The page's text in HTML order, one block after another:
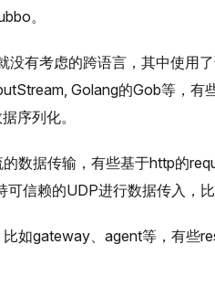
。
没有考虑的跨语言，其中使用
Golang的Gob等，有
序列化。
数据传输，有些基于http的
信赖的UDP进行数据传入，比
如gateway、agent等，有些